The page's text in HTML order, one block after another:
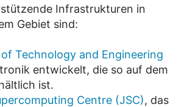
Infrastrukturen in
Gebiet sind:
Technology and Engineering
entwickelt, die so auf dem
ist.
Centre (JSC), das